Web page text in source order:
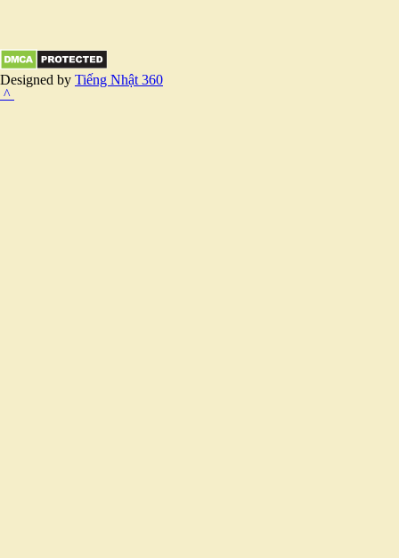
Designed by Tiếng Nhật 360
^